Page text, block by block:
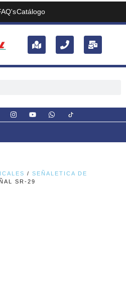
Catálogo
/ SEÑALETICA DE
SR-29